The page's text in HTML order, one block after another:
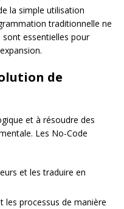
la simple utilisation
traditionnelle ne
sont essentielles pour
de
et à résoudre des
Les No-Code
et les traduire en
les processus de manière